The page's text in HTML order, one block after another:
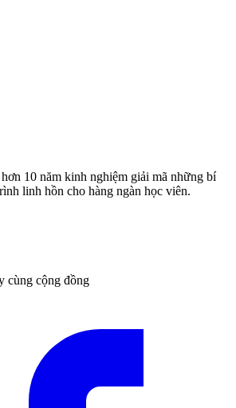
10 năm kinh nghiệm giải mã những bí
linh hồn cho hàng ngàn học viên.
cùng cộng đồng